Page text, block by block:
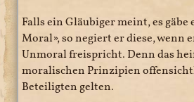
Falls ein Gläubiger meint, es gäbe
Moral , so negiert er diese, wenn
Unmoral freispricht. Denn das
moralischen Prinzipien
Beteiligten gelten.